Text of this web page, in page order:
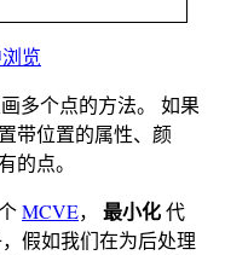
览
多个点的方法。 如果
带位置的属性、颜
的点。
MCVE， 最小化代
假如我们在为后处理